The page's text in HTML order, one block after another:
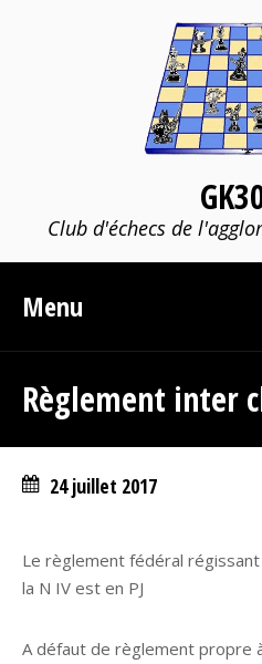
Club d'échecs de
Menu
Règlement inter
24 juillet 2017
Le règlement fédéral
la N IV est en PJ
A défaut de règlement propre